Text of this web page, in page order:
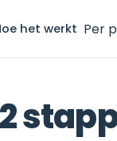
het werkt Per